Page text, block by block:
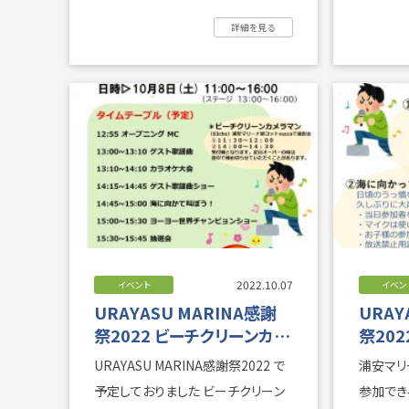
詳細を見る
イベント 2022.10.07
URAYASU MARINA感謝
祭2022 ビーチクリーンカメ
ラマン撮影会中止のお知ら
せ
URAYASU MARINA感謝祭2022 で
予定しておりました ビーチクリーン
イベン
祭
浦安マ
参加で